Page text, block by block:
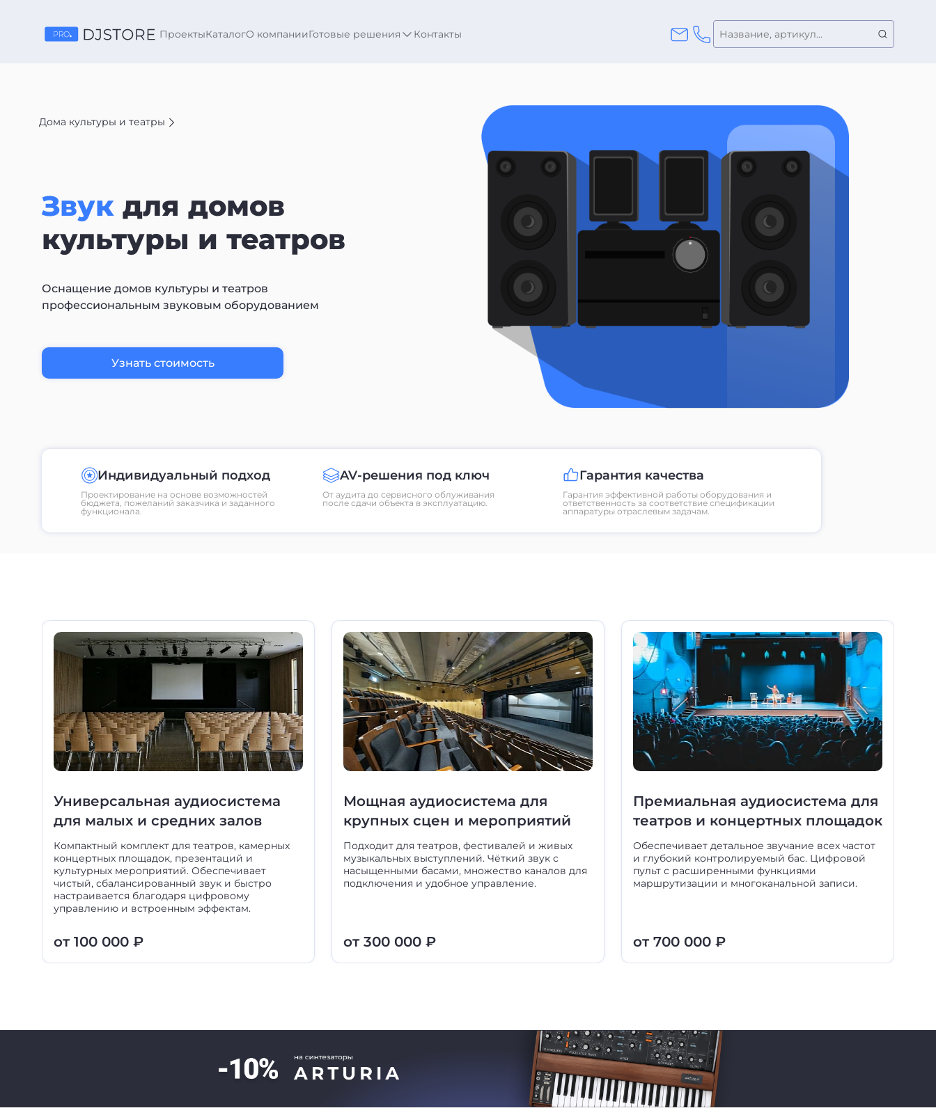
ПроектыКаталогО компанииГотовые решения Контакты
Дома культуры и театры
Звук для домов
культуры и театров
Оснащение домов культуры и театров
профессиональным звуковым оборудованием
Узнать стоимость
Индивидуальный подход
Проектирование на основе возможностей
бюджета, пожеланий заказчика и заданного
функционала.
AV-решения под ключ
От аудита до сервисного облуживания
после сдачи объекта в эксплуатацию.
Гарантия качества
Гарантия эффективной работы оборудования и
ответственность за соответствие спецификации
аппаратуры отраслевым задачам.
Универсальная аудиосистема
для малых и средних залов
Компактный комплект для театров, камерных
концертных площадок, презентаций и
культурных мероприятий. Обеспечивает
чистый, сбалансированный звук и быстро
настраивается благодаря цифровому
управлению и встроенным эффектам.
от 100 000 ₽
Мощная аудиосистема для
крупных сцен и мероприятий
Подходит для театров, фестивалей и живых
музыкальных выступлений. Чёткий звук с
насыщенными басами, множество каналов для
подключения и удобное управление.
от 300 000 ₽
Премиальная аудиосистема для
театров и концертных площадок
Обеспечивает детальное звучание всех частот
и глубокий контролируемый бас. Цифровой
пульт с расширенными функциями
маршрутизации и многоканальной записи.
от 700 000 ₽